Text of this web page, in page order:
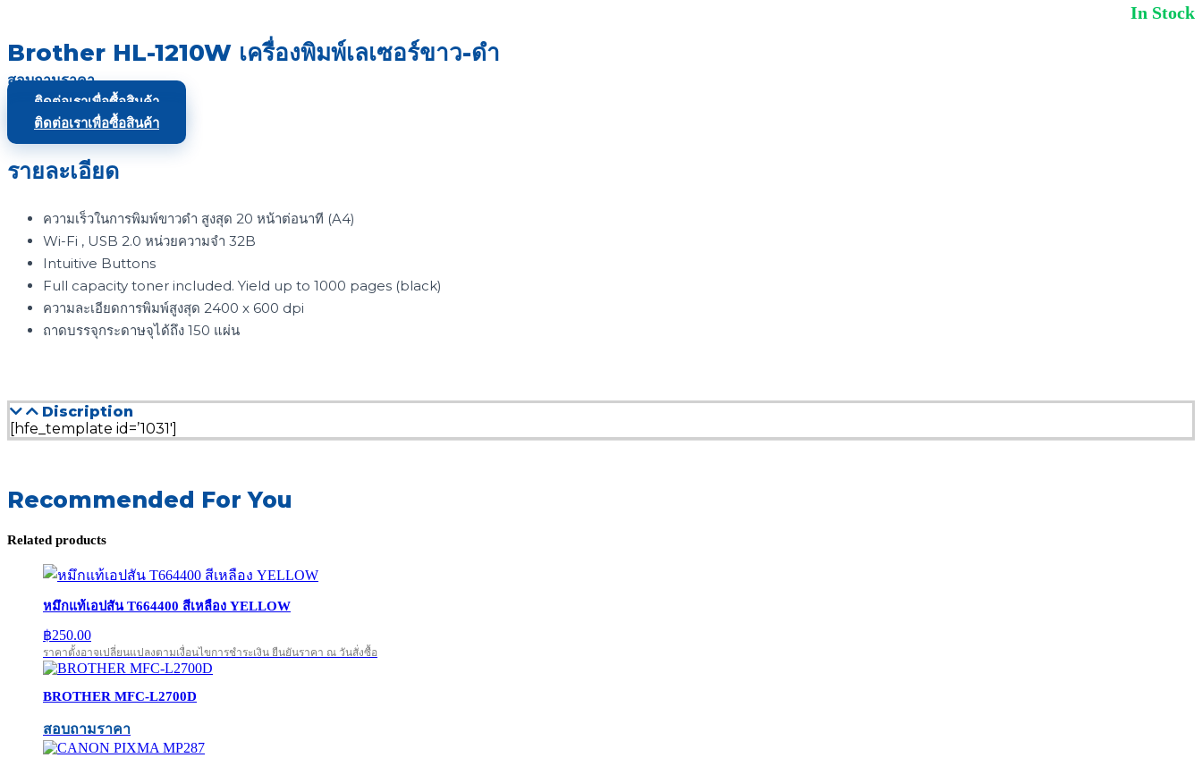
In Stock
Brother HL-1210W เครื่องพิมพ์เลเซอร์ขาว-ดำ
สอบถามราคา
ติดต่อเราเพื่อซื้อสินค้า
ติดต่อเราเพื่อซื้อสินค้า
รายละเอียด
ความเร็วในการพิมพ์ขาวดำ สูงสุด 20 หน้าต่อนาที (A4)
Wi-Fi , USB 2.0 หน่วยความจำ 32B
Intuitive Buttons
Full capacity toner included. Yield up to 1000 pages (black)
ความละเอียดการพิมพ์สูงสุด 2400 x 600 dpi
ถาดบรรจุกระดาษจุได้ถึง 150 แผ่น
Discription
[hfe_template id=’1031′]
Recommended For You
Related products
หมึกแท้เอปสัน T664400 สีเหลือง YELLOW
฿250.00
ราคาตั้งอาจเปลี่ยนแปลงตามเงื่อนไขการชำระเงิน ยืนยันราคา ณ วันสั่งซื้อ
BROTHER MFC-L2700D
สอบถามราคา